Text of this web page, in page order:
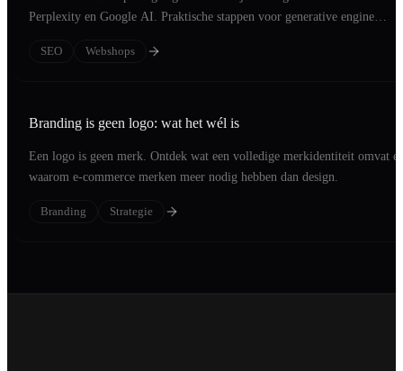
Perplexity en Google AI. Praktische stappen voor generative engine
SEO
Webshops
Branding is geen logo: wat het wél is
Een logo is geen merk. Ontdek wat een volledige merkidentiteit omvat
waarom e-commerce merken meer nodig hebben dan design.
Branding Strategie